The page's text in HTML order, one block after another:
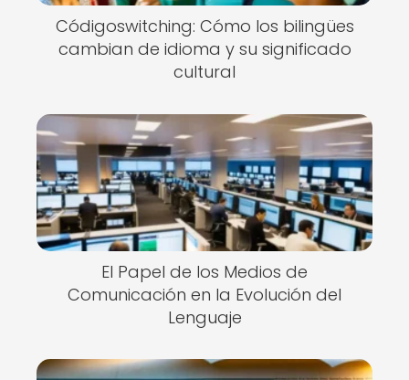
Códigoswitching: Cómo los bilingües
cambian de idioma y su significado
cultural
El Papel de los Medios de
Comunicación en la Evolución del
Lenguaje